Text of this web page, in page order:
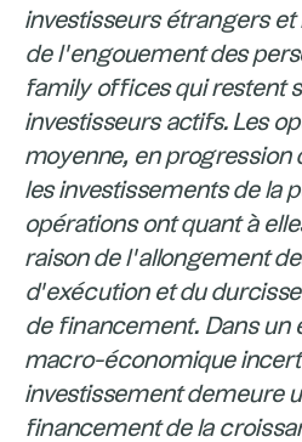
investisseurs étrangers
de l’engouement des
family offices qui restent
investisseurs actifs. Les
moyenne, en progression
les investissements de la
opérations ont quant à
raison de l’allongement
d’exécution et du
de financement. Dans un
macro-économique
investissement demeure
financement de la